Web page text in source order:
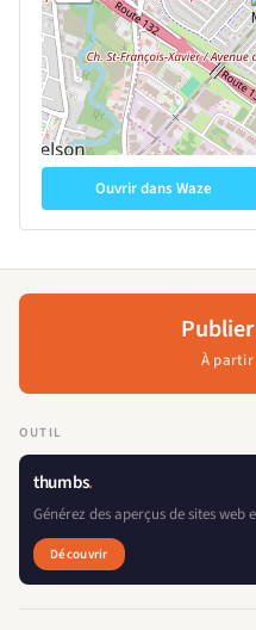
Ouvrir dans Waze
À partir
OUTIL
thumbs.
Générez des aperçus de sites web
Découvrir